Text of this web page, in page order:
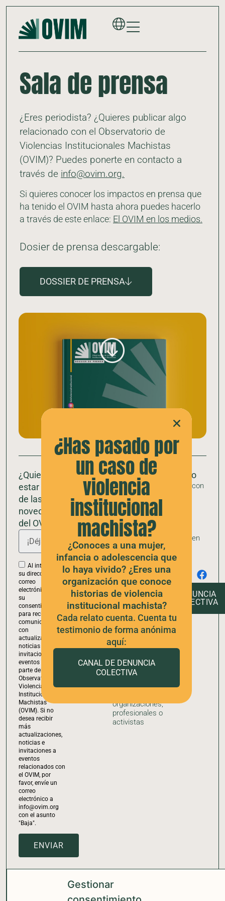
Gestionar
Sala de prensa
¿Eres periodista? ¿Quieres publicar algo
relacionado con el Observatorio de
Violencias Institucionales Machistas
(OVIM)? Puedes ponerte en contacto a
través de info@ovim.org.
Si quieres conocer los impactos en prensa que
ha tenido el OVIM hasta ahora puedes hacerlo
a través de este enlace: El OVIM en los medios.
Dosier de prensa descargable:
DOSSIER DE PRENSA
¿Quieres
estar al día
de las
novedades
del OVIM?
Al introducir
su dirección de
correo
electrónico, da
su
consentimiento
para recibir
comunicaciones
con
actualizaciones,
noticias e
invitaciones a
eventos por
parte del
Observatorio de
Violencias
Institucionales
Machistas
(OVIM). Si no
desea recibir
más
actualizaciones,
noticias e
invitaciones a
eventos
relacionados con
el OVIM, por
favor, envíe un
correo
electrónico a
info@ovim.org
con el asunto
"Baja".
ENVIAR
Más sobre
el OVIM
Alianzas con
otros
observatorios
Estructura del
OVIM
Sala de
prensa
El OVIM en
los medios
Recursos
descargables
Denuncia
colectiva
Formulario
para mujeres
y
adolescentes
que han vivido
un caso de
violencia
institucional
machista
Formulario
para el
entorno de
una mujer,
niña, niño o
adolescente
que ha vivido
violencia
institucional
machista
Formulario
organizaciones,
profesionales o
activistas
Contacto
Contacta con
Síguenos en
nuestras
redes
sociales
DENUNCIA
COLECTIVA
¿Has pasado por
un caso de
violencia
institucional
machista?
¿Conoces a una mujer,
infancia o adolescencia que
lo haya vivido? ¿Eres una
organización que conoce
historias de violencia
institucional machista?
Cada relato cuenta. Cuenta tu
testimonio de forma anónima
aquí:
CANAL DE DENUNCIA
COLECTIVA